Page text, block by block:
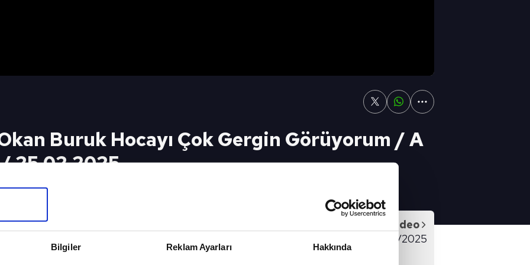
Bilgiler Reklam Ayarları Hakkında
Buruk Hocayı Çok Gergin Görüyorum / A
25.02.2025
Avrupa da Kulüp Çalıştıracağını Düşünüyorum / A Spor / Spor Ajansı /
Yayını İzlemek İçin
Sonraki Video
SPOR AJANSI FULL BÖLÜM - 18/02/2025